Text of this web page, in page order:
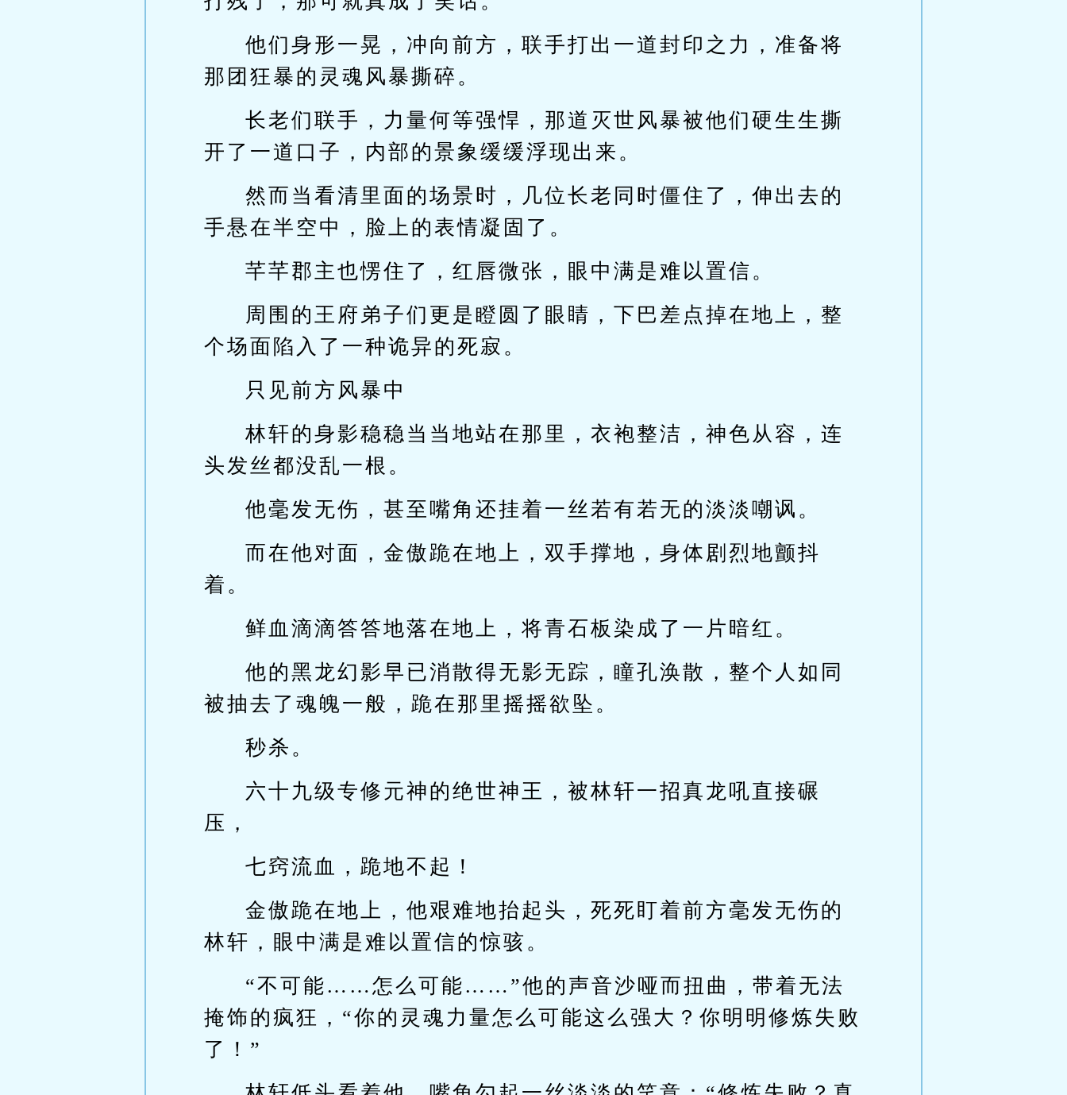
他们身形一晃，冲向前方，联手打出一道封印之力，准备将
那团狂暴的灵魂风暴撕碎。
长老们联手，力量何等强悍，那道灭世风暴被他们硬生生撕
开了一道口子，内部的景象缓缓浮现出来。
然而当看清里面的场景时，几位长老同时僵住了，伸出去的
手悬在半空中，脸上的表情凝固了。
芊芊郡主也愣住了，红唇微张，眼中满是难以置信。
周围的王府弟子们更是瞪圆了眼睛，下巴差点掉在地上，整
个场面陷入了一种诡异的死寂。
只见前方风暴中
林轩的身影稳稳当当地站在那里，衣袍整洁，神色从容，连
头发丝都没乱一根。
他毫发无伤，甚至嘴角还挂着一丝若有若无的淡淡嘲讽。
而在他对面，金傲跪在地上，双手撑地，身体剧烈地颤抖
着。
鲜血滴滴答答地落在地上，将青石板染成了一片暗红。
他的黑龙幻影早已消散得无影无踪，瞳孔涣散，整个人如同
被抽去了魂魄一般，跪在那里摇摇欲坠。
秒杀。
六十九级专修元神的绝世神王，被林轩一招真龙吼直接碾
压，
七窍流血，跪地不起！
金傲跪在地上，他艰难地抬起头，死死盯着前方毫发无伤的
林轩，眼中满是难以置信的惊骇。
“不可能……怎么可能……”他的声音沙哑而扭曲，带着无法
掩饰的疯狂，“你的灵魂力量怎么可能这么强大？你明明修炼失败
了！”